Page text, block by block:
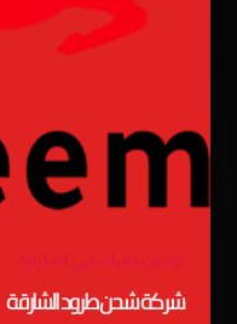
توصيل طلبات في الشارقة
شركة شحن طرود الشارقة